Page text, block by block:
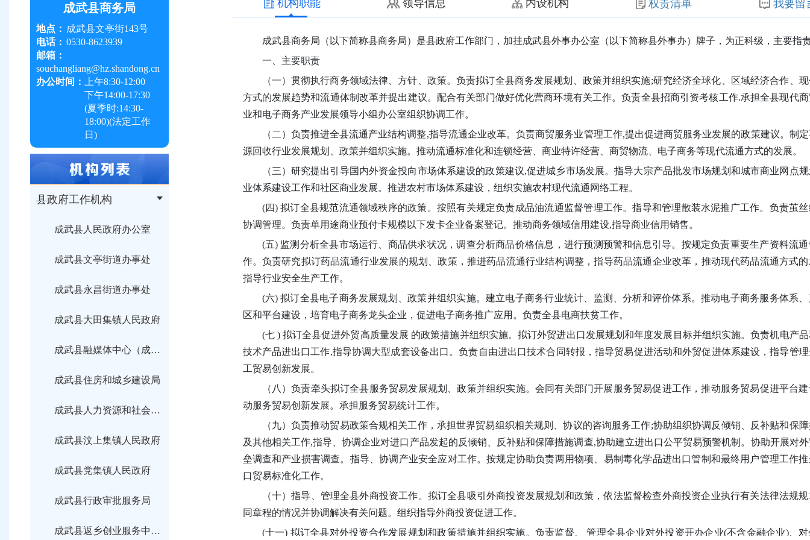
成武县商务局
地点： 成武县文亭街143号
电话： 0530-8623939
邮箱：
souchangliang@hz.shandong.cn
办公时间：
上午8:30-12:00
下午14:00-17:30
(夏季时:14:30-
18:00)(法定工作
日)
县政府工作机构
成武县人民政府办公室
成武县文亭街道办事处
成武县永昌街道办事处
成武县大田集镇人民政府
成武县融媒体中心（成武县广播电视台）
成武县住房和城乡建设局
成武县人力资源和社会保障局
成武县汶上集镇人民政府
成武县党集镇人民政府
成武县行政审批服务局
成武县返乡创业服务中心（成武县招商服务中心）
机构职能 领导信息 内设机构 权责清单 我要留
成武县商务局（以下简称县商务局）是县政府工作部门，加挂成武县外事办公室（以下简称县外事办）牌子，为正科级，主要指
一、主要职责
（一） 贯彻执行商务领域法律、方针、政策。负责拟订全县商务发展规划、政策并组织实施;研究经济全球化、区域经济合作、
方式的发展趋势和流通体制改革并提出建议。配合有关部门做好优化营商环境有关工作。负责全县招商引资考核工作.承担全县现代
业和电子商务产业发展领导小组办公室组织协调工作。
（二） 负责推进全县流通产业结构调整,指导流通企业改革。负责商贸服务业管理工作,提出促进商贸服务业发展的政策建议。制
源回收行业发展规划、政策并组织实施。推动流通标准化和连锁经营、商业特许经营、商贸物流、电子商务等现代流通方式的发展。
（三） 研究提出引导国内外资金投向市场体系建设的政策建议,促进城乡市场发展。指导大宗产品批发市场规划和城市商业网点
业体系建设工作和社区商业发展。推进农村市场体系建设，组织实施农村现代流通网络工程。
(四)拟订全县规范流通领域秩序的政策。按照有关规定负责成品油流通监督管理工作。指导和管理散装水泥推广工作。负责茧
协调管理。负责单用途商业预付卡规模以下发卡企业备案登记。推动商务领域信用建设,指导商业信用销售。
(五) 监测分析全县市场运行、商品供求状况，调查分析商品价格信息，进行预测预警和信息引导。按规定负责重要生产资料流
作。负责研究拟订药品流通行业发展的规划、政策，推进药品流通行业结构调整，指导药品流通企业改革，推动现代药品流通方式
指导行业安全生产工作。
(六) 拟订全县电子商务发展规划、政策并组织实施。建立电子商务行业统计、监测、分析和评价体系。推动电子商务服务体系
区和平台建设，培育电子商务龙头企业，促进电子商务推广应用。负责全县电商扶贫工作。
(七 ) 拟订全县促进外贸高质量发展 的政策措施并组织实施。拟订外贸进出口发展规划和年度发展目标并组织实施。负责机电产
技术产品进出口工作,指导协调大型成套设备出口。负责自由进出口技术合同转报，指导贸易促进活动和外贸促进体系建设，指导管
工贸易创新发展。
（八）负责牵头拟订全县服务贸易发展规划、政策并组织实施。会同有关部门开展服务贸易促进工作，推动服务贸易促进平台
动服务贸易创新发展。承担服务贸易统计工作。
（九） 负责推动贸易政策合规相关工作，承担世界贸易组织相关规则、协议的咨询服务工作;协助组织协调反倾销、反补贴和保
及其他相关工作,指导、协调企业对进口产品发起的反倾销、反补贴和保障措施调查,协助建立进出口公平贸易预警机制。协助开展对
垒调查和产业损害调查。指导、协调产业安全应对工作。按规定协助负责两用物项、易制毒化学品进出口管制和最终用户管理工作
口贸易标准化工作。
（十）指导、管理全县外商投资工作。拟订全县吸引外商投资发展规划和政策，依法监督检查外商投资企业执行有关法律法规
同章程的情况并协调解决有关问题。组织指导外商投资促进工作。
(十一) 拟订全县对外投资合作发展规划和政策措施并组织实施。负责监督、 管理全县企业对外投资开办企业(不含金融企业)、